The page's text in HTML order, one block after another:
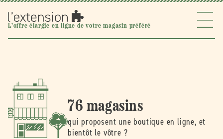
Ignorer et
passer au
contenu
l'extension
L'offre élargie en ligne de votre magasin préféré
76 magasins
qui proposent une boutique en ligne, et
bientôt le vôtre ?